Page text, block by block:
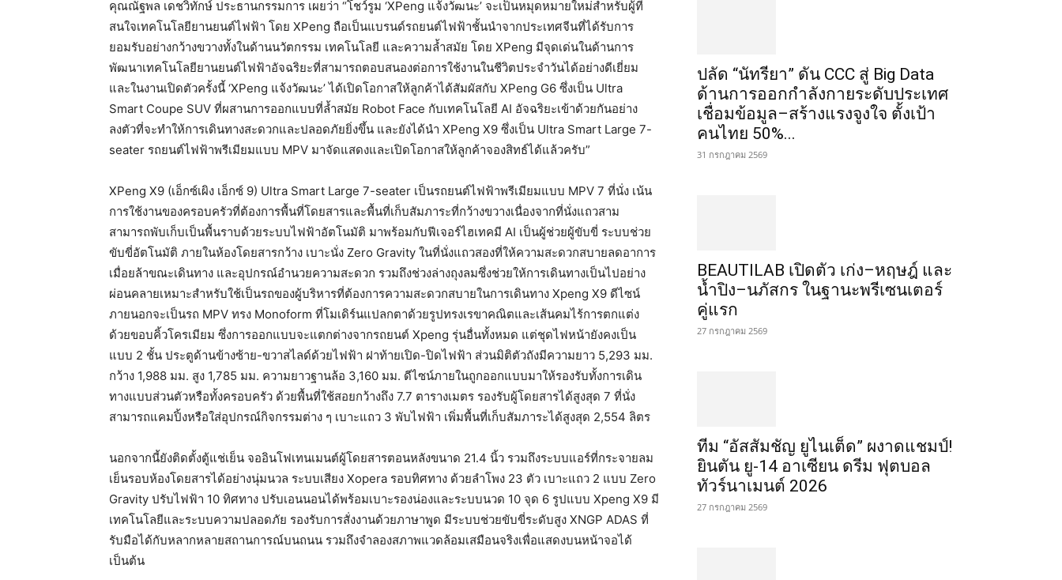
คุณณัฐพล เดชวิทักษ์ ประธานกรรมการ เผยว่า “โชว์รูม ‘XPeng แจ้งวัฒนะ’ จะเป็นหมุดหมายใหม่สำหรับผู้ที่
สนใจเทคโนโลยียานยนต์ไฟฟ้า โดย XPeng ถือเป็นแบรนด์รถยนต์ไฟฟ้าชั้นนำจากประเทศจีนที่ได้รับการ
ยอมรับอย่างกว้างขวางทั้งในด้านนวัตกรรม เทคโนโลยี และความล้ำสมัย โดย XPeng มีจุดเด่นในด้านการ
พัฒนาเทคโนโลยียานยนต์ไฟฟ้าอัจฉริยะที่สามารถตอบสนองต่อการใช้งานในชีวิตประจำวันได้อย่างดีเยี่ยม
และในงานเปิดตัวครั้งนี้ ‘XPeng แจ้งวัฒนะ’ ได้เปิดโอกาสให้ลูกค้าได้สัมผัสกับ XPeng G6 ซึ่งเป็น Ultra
Smart Coupe SUV ที่ผสานการออกแบบที่ล้ำสมัย Robot Face กับเทคโนโลยี AI อัจฉริยะเข้าด้วยกันอย่าง
ลงตัวที่จะทำให้การเดินทางสะดวกและปลอดภัยยิ่งขึ้น และยังได้นำ XPeng X9 ซึ่งเป็น Ultra Smart Large 7-
seater รถยนต์ไฟฟ้าพรีเมียมแบบ MPV มาจัดแสดงและเปิดโอกาสให้ลูกค้าจองสิทธ์ได้แล้วครับ”
XPeng X9 (เอ็กซ์เผิง เอ็กซ์ 9) Ultra Smart Large 7-seater เป็นรถยนต์ไฟฟ้าพรีเมียมแบบ MPV 7 ที่นั่ง เน้น
การใช้งานของครอบครัวที่ต้องการพื้นที่โดยสารและพื้นที่เก็บสัมภาระที่กว้างขวางเนื่องจากที่นั่งแถวสาม
สามารถพับเก็บเป็นพื้นราบด้วยระบบไฟฟ้าอัตโนมัติ มาพร้อมกับฟีเจอร์ไฮเทคมี AI เป็นผู้ช่วยผู้ขับขี่ ระบบช่วย
ขับขี่อัตโนมัติ ภายในห้องโดยสารกว้าง เบาะนั่ง Zero Gravity ในที่นั่งแถวสองที่ให้ความสะดวกสบายลดอาการ
เมื่อยล้าขณะเดินทาง และอุปกรณ์อำนวยความสะดวก รวมถึงช่วงล่างถุงลมซึ่งช่วยให้การเดินทางเป็นไปอย่าง
ผ่อนคลายเหมาะสำหรับใช้เป็นรถของผู้บริหารที่ต้องการความสะดวกสบายในการเดินทาง Xpeng X9 ดีไซน์
ภายนอกจะเป็นรถ MPV ทรง Monoform ที่โมเดิร์นแปลกตาด้วยรูปทรงเรขาคณิตและเส้นคมไร้การตกแต่ง
ด้วยขอบคิ้วโครเมียม ซึ่งการออกแบบจะแตกต่างจากรถยนต์ Xpeng รุ่นอื่นทั้งหมด แต่ชุดไฟหน้ายังคงเป็น
แบบ 2 ชั้น ประตูด้านข้างซ้าย-ขวาสไลด์ด้วยไฟฟ้า ฝาท้ายเปิด-ปิดไฟฟ้า ส่วนมิติตัวถังมีความยาว 5,293 มม.
กว้าง 1,988 มม. สูง 1,785 มม. ความยาวฐานล้อ 3,160 มม. ดีไซน์ภายในถูกออกแบบมาให้รองรับทั้งการเดิน
ทางแบบส่วนตัวหรือทั้งครอบครัว ด้วยพื้นที่ใช้สอยกว้างถึง 7.7 ตารางเมตร รองรับผู้โดยสารได้สูงสุด 7 ที่นั่ง
สามารถแคมปิ้งหรือใส่อุปกรณ์กิจกรรมต่าง ๆ เบาะแถว 3 พับไฟฟ้า เพิ่มพื้นที่เก็บสัมภาระได้สูงสุด 2,554 ลิตร
นอกจากนี้ยังติดตั้งตู้แช่เย็น จออินโฟเทนเมนต์ผู้โดยสารตอนหลังขนาด 21.4 นิ้ว รวมถึงระบบแอร์ที่กระจายลม
เย็นรอบห้องโดยสารได้อย่างนุ่มนวล ระบบเสียง Xopera รอบทิศทาง ด้วยลำโพง 23 ตัว เบาะแถว 2 แบบ Zero
Gravity ปรับไฟฟ้า 10 ทิศทาง ปรับเอนนอนได้พร้อมเบาะรองน่องและระบบนวด 10 จุด 6 รูปแบบ Xpeng X9 มี
เทคโนโลยีและระบบความปลอดภัย รองรับการสั่งงานด้วยภาษาพูด มีระบบช่วยขับขี่ระดับสูง XNGP ADAS ที่
รับมือได้กับหลากหลายสถานการณ์บนถนน รวมถึงจำลองสภาพแวดล้อมเสมือนจริงเพื่อแสดงบนหน้าจอได้
เป็นต้น
ปลัด “นัทรียา” ดัน CCC สู่ Big Data
ด้านการออกกำลังกายระดับประเทศ
เชื่อมข้อมูล–สร้างแรงจูงใจ ตั้งเป้า
คนไทย 50%...
31 กรกฎาคม 2569
BEAUTILAB เปิดตัว เก่ง–หฤษฎ์ และ
น้ำปิง–นภัสกร ในฐานะพรีเซนเตอร์
คู่แรก
27 กรกฎาคม 2569
ทีม “อัสสัมชัญ ยูไนเต็ด” ผงาดแชมป์!
ยินตัน ยู-14 อาเซียน ดรีม ฟุตบอล
ทัวร์นาเมนต์ 2026
27 กรกฎาคม 2569